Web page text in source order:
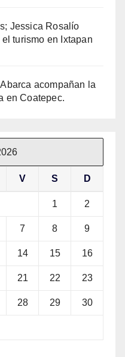
Jessica Rosalío
turismo en Ixtapan
acompañan la
en Coatepec.
V S D
1 2
7 8 9
14 15 16
21 22 23
28 29 30